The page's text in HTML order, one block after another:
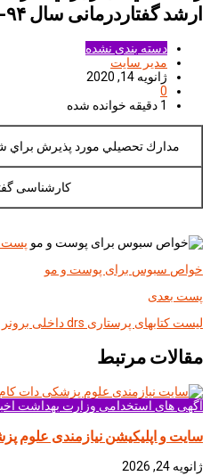
ارشد گفتاردرمانی سال ۹۴-۹۳
دسته بندی نشده
مدیر سایت
ژانویه 14, 2020
0
1 دقیقه خوانده شده
مدارك تحصيلي مورد پذيرش براي
کارشناسی
پست
خواص سبوس برای پوست و مو
پست بعدی
لیست کتابهای پرستاری drs داخلی برونر کتاب درسنامه…
مقالات مرتبط
آگهی های استخدامی وزارت بهداشت
سایت و اپلیکیشن نیازمندی علوم
ژانویه 24, 2026